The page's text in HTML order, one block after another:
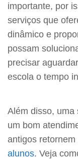
importante, por
serviços que
dinâmico e
possam
precisar
escola o tempo
Além disso, uma
um bom
antigos retornem
alunos. Veja